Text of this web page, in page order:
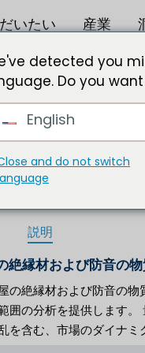
だいたい 産業
質的な市場のサイズ2025への
で で で で で
で で で で で で
場のサイズ、傾向
、床、カーテン
| 出版社 :
説明
絶縁材および防音の
の絶縁材および防音の
囲の分析を提供します
を含む、市場のダイナ
detected you
Do you
English
and do not switch